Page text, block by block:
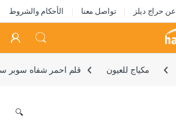
عن حراج ديلز تواصل معنا الأحكام والشروط
مكياج للعيون قلم احمر شفاه سوبر
🔍